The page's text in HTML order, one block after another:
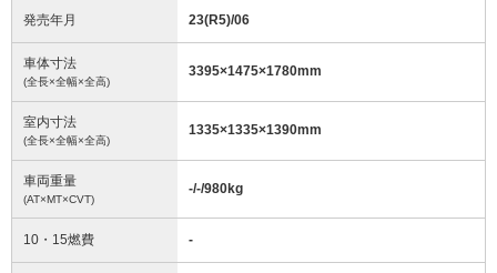
発売年月 23(R5)/06
車体寸法
(全長×全幅×全高)
3395×1475×1780mm
室内寸法
(全長×全幅×全高)
1335×1335×1390mm
車両重量
(AT×MT×CVT)
-/-/980kg
10・15燃費 -